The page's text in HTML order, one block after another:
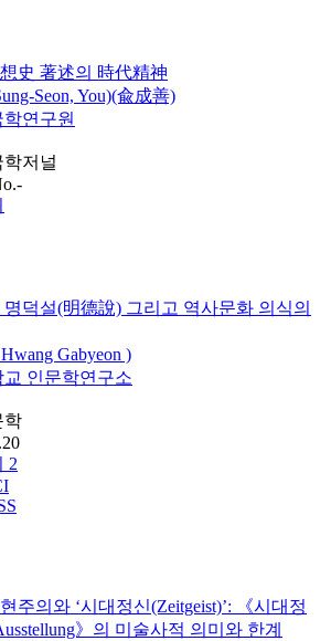
史 著述의 時代精神
Seon, You)(兪成善)
연구원
저널
덕설(明德說) 그리고 역사문화 의식의
Gabyeon )
교 인문학연구소
학
2
주의와 ‘시대정신(Zeitgeist)’: 《시대정
》의 미술사적 의미와 한계